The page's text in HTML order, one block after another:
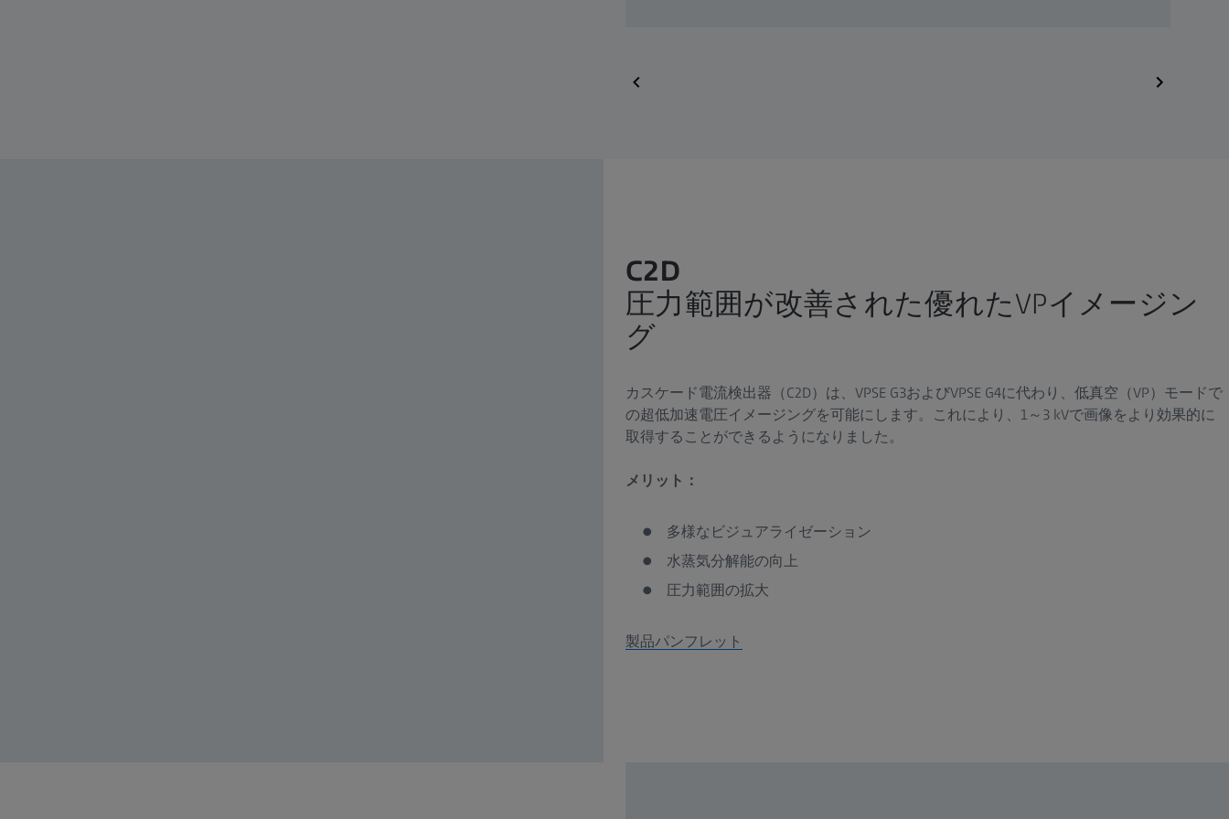
C2D
圧力範囲が改善された優れたVPイメージン
グ
カスケード電流検出器（C2D）は、VPSE G3およびVPSE G4に代わり、低真空（VP）モードで
の超低加速電圧イメージングを可能にします。これにより、1～3 kVで画像をより効果的に
取得することができるようになりました。
メリット：
多様なビジュアライゼーション
水蒸気分解能の向上
圧力範囲の拡大
製品パンフレット